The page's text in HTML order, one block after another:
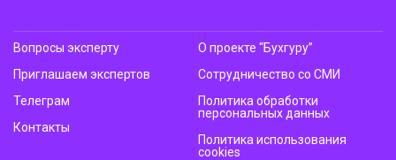
Вопросы эксперту
Приглашаем экспертов
Телеграм
Контакты
О проекте “Бухгуру”
Сотрудничество со СМИ
Политика обработки
персональных данных
Политика использования
cookies